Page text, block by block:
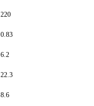
220
0.83
6.2
22.3
8.6